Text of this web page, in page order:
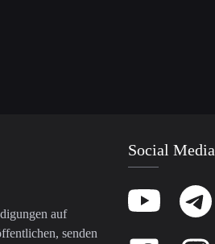
auf
senden
Social Media